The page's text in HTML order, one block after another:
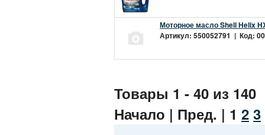
Моторное масло Shell Helix
Артикул: 550052791 | Код:
Товары 1 - 40 из 140
Начало | Пред. | 1 2 3